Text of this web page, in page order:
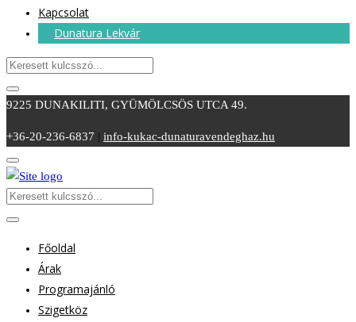
Kapcsolat
Dunatura Lekvár
9225 DUNAKILITI, GYÜMÖLCSÖS UTCA 49.
+36-20-236-6837 | info-kukac-dunaturavendeghaz.hu
Főoldal
Árak
Programajánló
Szigetköz